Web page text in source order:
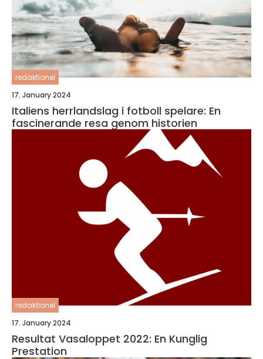
redaktionel
17. January 2024
Italiens herrlandslag i fotboll spelare: En
fascinerande resa genom historien
redaktionel
17. January 2024
Resultat Vasaloppet 2022: En Kunglig
Prestation